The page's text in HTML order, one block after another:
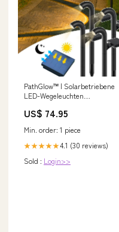
PathGlow™ | Solarbetriebene
LED-Wegeleuchten
US$ 74.95
Min. order: 1 piece
★★★★★4.1 (30 reviews)
Sold : Login>>